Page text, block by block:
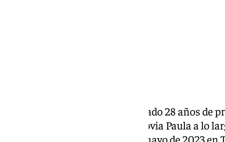
La Fiscalía de Málaga ha solicitado 28 años de
de maltratar por celos a su exnovia Paula a lo